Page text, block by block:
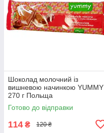
Шоколад молочний із
вишневою начинкою YUMMY
270 г Польща
Готово до відправки
114 ₴ 120 ₴